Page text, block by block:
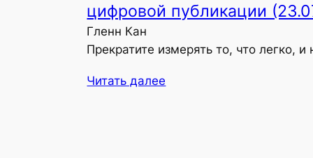
цифровой публикации
Гленн Кан
Прекратите измерять то, что легко,
Читать далее